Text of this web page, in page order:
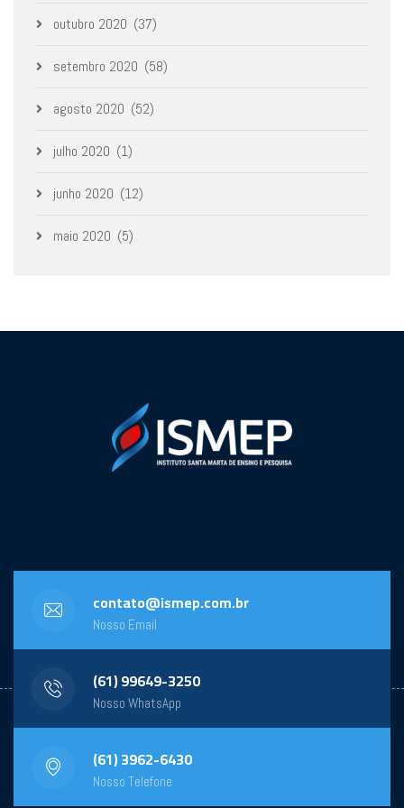
outubro 2020 (37)
setembro 2020 (58)
agosto 2020 (52)
julho 2020 (1)
junho 2020 (12)
maio 2020 (5)
contato@ismep.com.br
Nosso Email
(61) 99649-3250
Nosso WhatsApp
(61) 3962-6430
Nosso Telefone